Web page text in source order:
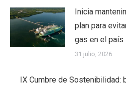
Inicia
plan para
gas en el país
31 julio, 2026
IX Cumbre de Sostenibilidad: